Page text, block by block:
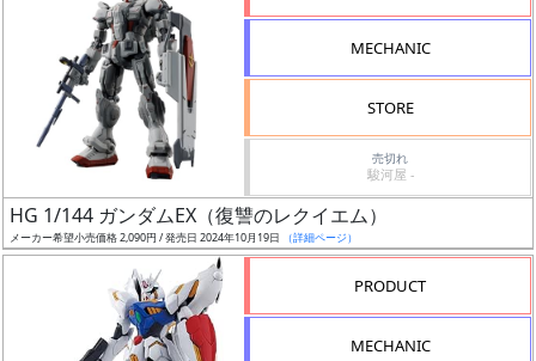
リ
ー
MECHANIC
STORE
売切れ
駿河屋 -
HG 1/144 ガンダムEX（復讐のレクイエム）
メーカー希望小売価格 2,090円 / 発売日 2024年10月19日 （詳細ページ）
PRODUCT
MECHANIC